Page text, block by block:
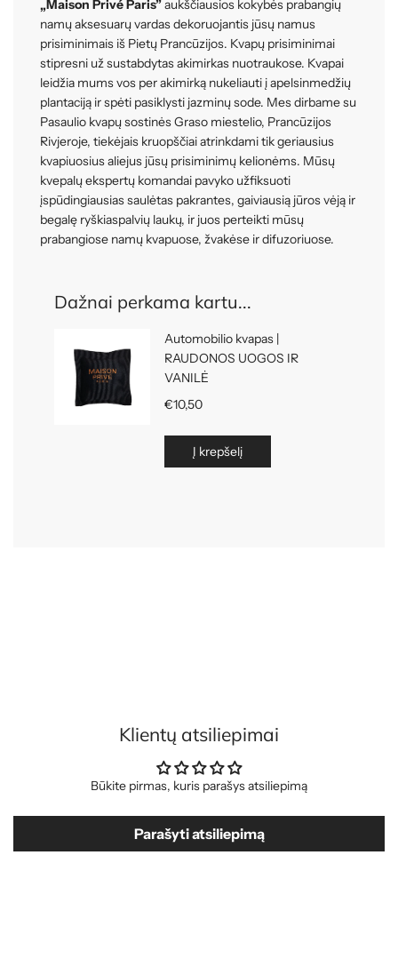
„Maison Privé Paris”aukščiausios kokybės prabangių
namų aksesuarų vardas dekoruojantis jūsų namus
prisiminimais iš Pietų Prancūzijos. Kvapų prisiminimai
stipresni už sustabdytas akimirkas nuotraukose. Kvapai
leidžia mums vos per akimirką nukeliauti į apelsinmedžių
plantaciją ir spėti pasiklysti jazminų sode. Mes dirbame su
Pasaulio kvapų sostinės Graso miestelio, Prancūzijos
Rivjeroje, tiekėjais kruopščiai atrinkdami tik geriausius
kvapiuosius aliejus jūsų prisiminimų kelionėms. Mūsų
kvepalų ekspertų komandai pavyko užfiksuoti
įspūdingiausias saulėtas pakrantes, gaiviausią jūros vėją ir
begalę ryškiaspalvių laukų, ir juos perteikti mūsų
prabangiose namų kvapuose, žvakėse ir difuzoriuose.
Dažnai perkama kartu...
Klientų atsiliepimai
Būkite pirmas, kuris parašys atsiliepimą
Parašyti atsiliepimą